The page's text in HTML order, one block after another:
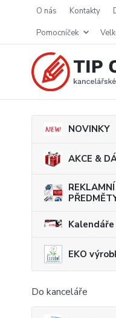
o nás kontakty
pomocníček
NOVINKY
AKCE &
EKO
Do kanceláře